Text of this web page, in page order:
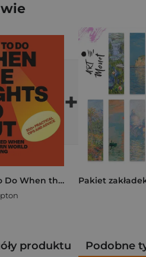
What to Do When the Lights Go Out
+
produktu Podobne